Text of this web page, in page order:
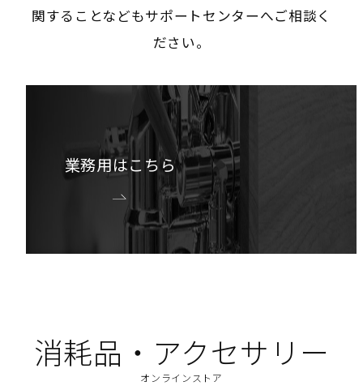
関することなどもサポートセンターへご相談く
ださい。
業務用はこちら
消耗品・アクセサリー
オンラインストア